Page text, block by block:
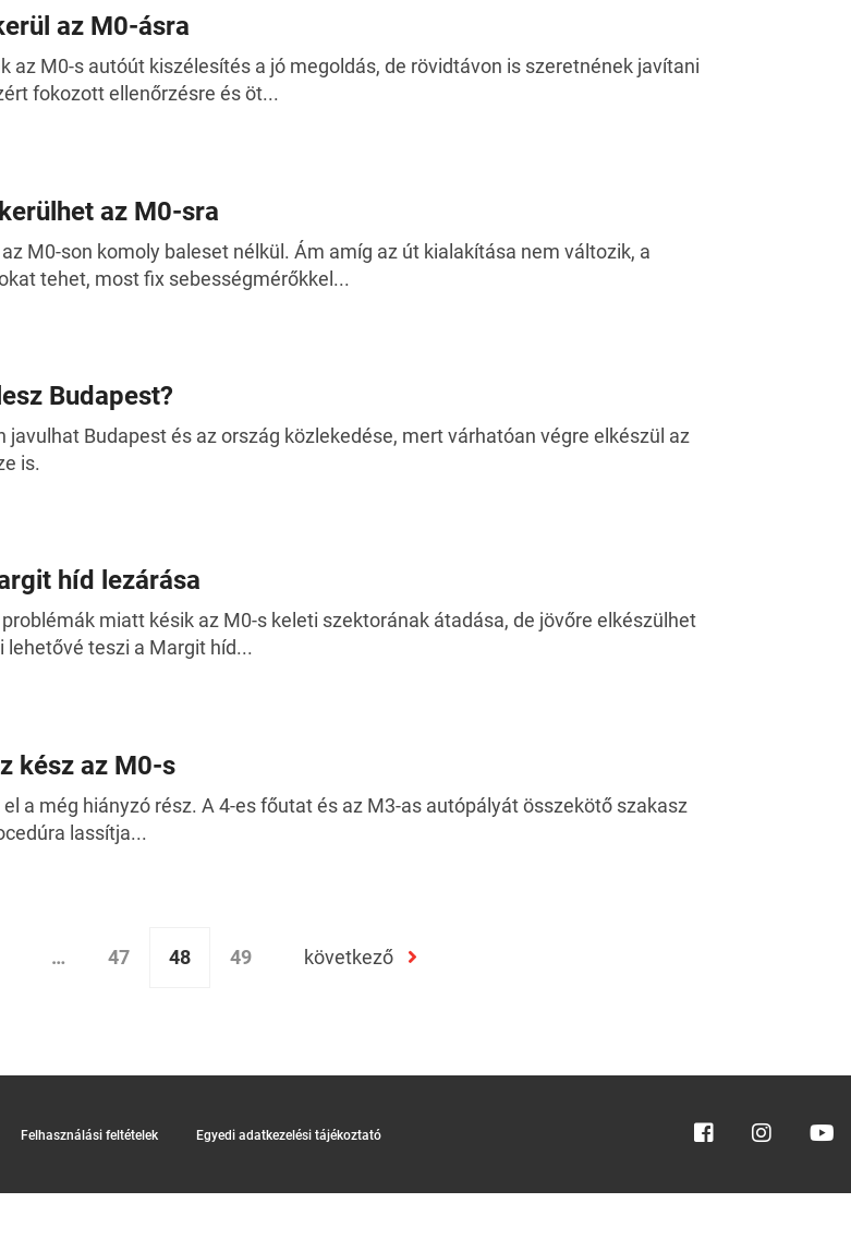
az M0-ásra
az M0-s autóút kiszélesítés a jó megoldás, de rövidtávon is szeretnének javítani
fokozott ellenőrzésre és öt...
az M0-sra
M0-son komoly baleset nélkül. Ám amíg az út kialakítása nem változik, a
tehet, most fix sebességmérőkkel...
Budapest?
javulhat Budapest és az ország közlekedése, mert várhatóan végre elkészül az
is.
híd lezárása
miatt késik az M0-s keleti szektorának átadása, de jövőre elkészülhet
lehetővé teszi a Margit híd...
kész az M0-s
a még hiányzó rész. A 4-es főutat és az M3-as autópályát összekötő szakasz
lassítja...
… 47 48 49 következő
Felhasználási feltételek Egyedi adatkezelési tájékoztató